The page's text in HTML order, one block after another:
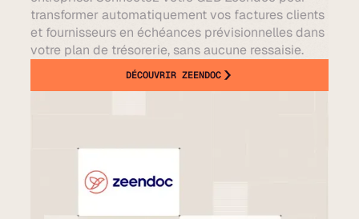
transformer automatiquement vos factures clients
et fournisseurs en échéances prévisionnelles dans
votre plan de trésorerie, sans aucune ressaisie.
DÉCOUVRIR ZEENDOC